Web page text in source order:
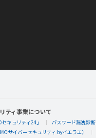
ティ事業について
キュリティ24」 パスワード漏洩診断
サイバーセキュリティ byイエラエ）